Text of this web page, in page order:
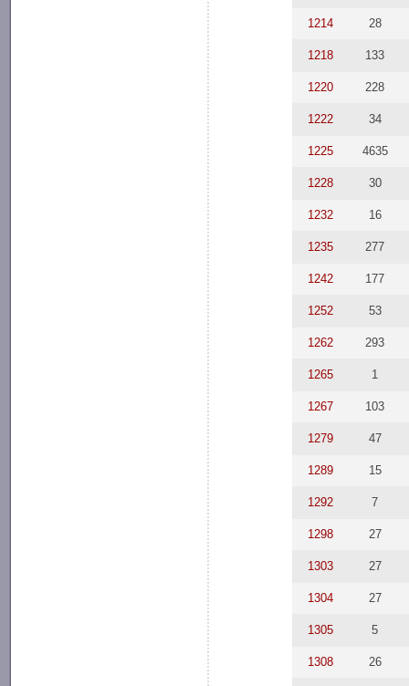
1214 28
1218 133
1220 228
1222 34
1225 4635
1228 30
1232 16
1235 277
1242 177
1252 53
1262 293
1265 1
1267 103
1279 47
1289 15
1292 7
1298 27
1303 27
1304 27
1305 5
1308 26